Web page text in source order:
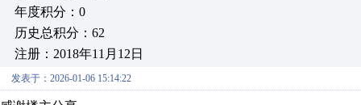
年度积分：0
历史总积分：62
注册：2018年11月12日
发表于：2026-01-06 15:14:22